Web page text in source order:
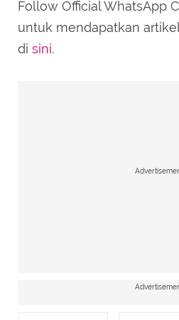
SUBMIT
Follow Official WhatsApp
untuk mendapatkan
di sini.